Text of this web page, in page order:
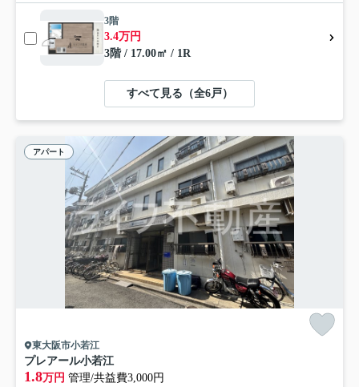
3階
3.4万円
3階 / 17.00㎡ / 1R
すべて見る（全6戸）
アパート
東大阪市小若江
プレアール小若江
1.8万円 管理/共益費3,000円